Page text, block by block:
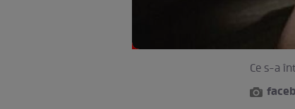
Ce s-a